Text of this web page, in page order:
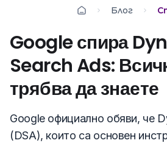
Блог
Google спира
Search Ads:
трябва да знаете
Google официално обяви, че
(DSA), които са основен